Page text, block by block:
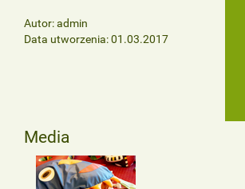
Autor: admin
Data utworzenia: 01.03.2017
Media